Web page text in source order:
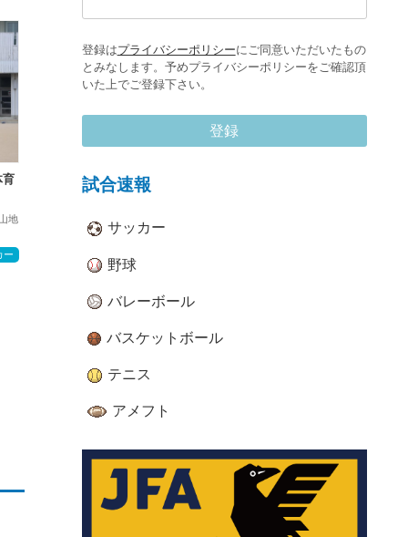
地
ー
登録はプライバシーポリシーにご同意いただいたもの
とみなします。予めプライバシーポリシーをご確認頂
いた上でご登録下さい。
登録
試合速報
サッカー
野球
バレーボール
バスケットボール
テニス
アメフト